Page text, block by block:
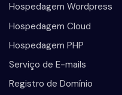
Hospedagem Wordpress
Hospedagem Cloud
Hospedagem PHP
Serviço de E-mails
Registro de Domínio